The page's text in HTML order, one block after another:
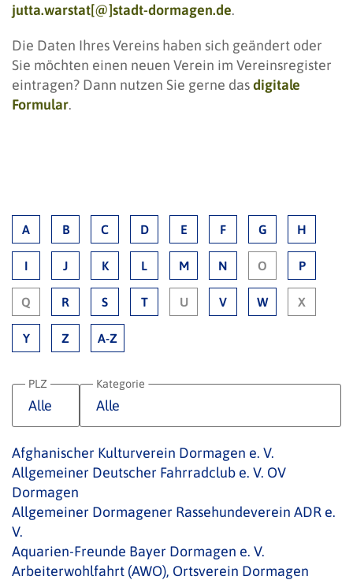
jutta.warstat[@]stadt-dormagen.de.
Die Daten Ihres Vereins haben sich geändert oder
Sie möchten einen neuen Verein im Vereinsregister
eintragen? Dann nutzen Sie gerne dasdigitale
Formular.
A B C D E F G H
I J K L M N O P
Q R S T U V W X
Y Z A-Z
PLZ Kategorie
Afghanischer Kulturverein Dormagen e. V.
Allgemeiner Deutscher Fahrradclub e. V. OV
Dormagen
Allgemeiner Dormagener Rassehundeverein ADR e.
V.
Aquarien-Freunde Bayer Dormagen e. V.
Arbeiterwohlfahrt (AWO), Ortsverein Dormagen